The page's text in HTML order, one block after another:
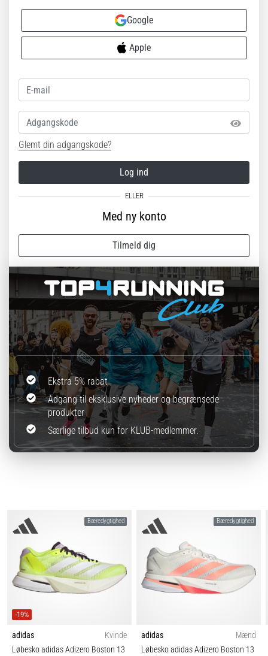
Google
Apple
Adgangskode
Glemt din adgangskode?
Log ind
Med ny konto
Tilmeld dig
Ekstra 5% rabat
Adgang til eksklusive nyheder og begrænsede
produkter
Særlige tilbud kun for KLUB-medlemmer.
Bæredygtighed
-19%
adidas
Kvinde
Løbesko adidas Adizero Boston 13
Bæredygtighed
adidas
Mænd
Løbesko adidas Adizero Boston 13